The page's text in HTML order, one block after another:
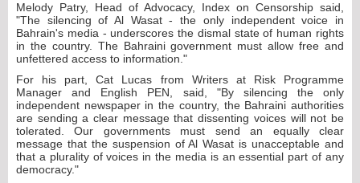
Melody Patry, Head of Advocacy, Index on Censorship said,
"The silencing of Al Wasat - the only independent voice in
Bahrain's media - underscores the dismal state of human rights
in the country. The Bahraini government must allow free and
unfettered access to information."
For his part, Cat Lucas from Writers at Risk Programme
Manager and English PEN, said, "By silencing the only
independent newspaper in the country, the Bahraini authorities
are sending a clear message that dissenting voices will not be
tolerated. Our governments must send an equally clear
message that the suspension of Al Wasat is unacceptable and
that a plurality of voices in the media is an essential part of any
democracy."